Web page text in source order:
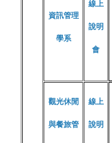
資訊管理
學系
線上
說明
會
觀光休閒
與餐旅管
線上
說明